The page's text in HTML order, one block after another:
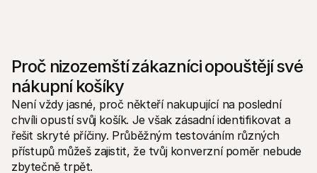
Proč nizozemští zákazníci opouštějí své
nákupní košíky
Není vždy jasné, proč někteří nakupující na poslední
chvíli opustí svůj košík. Je však zásadní identifikovat a
řešit skryté příčiny. Průběžným testováním různých
přístupů můžeš zajistit, že tvůj konverzní poměr nebude
zbytečně trpět.